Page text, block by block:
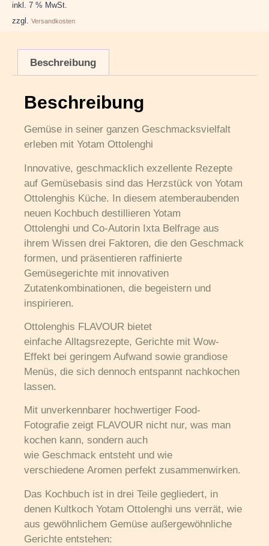
inkl. 7 % MwSt.
zzgl. Versandkosten
Beschreibung
Beschreibung
Gemüse in seiner ganzen Geschmacksvielfalt
erleben mit Yotam Ottolenghi
Innovative, geschmacklich exzellente Rezepte
auf Gemüsebasis sind das Herzstück von Yotam
Ottolenghis Küche. In diesem atemberaubenden
neuen Kochbuch destillieren Yotam
Ottolenghi und Co-Autorin Ixta Belfrage aus
ihrem Wissen drei Faktoren, die den Geschmack
formen, und präsentieren raffinierte
Gemüsegerichte mit innovativen
Zutatenkombinationen, die begeistern und
inspirieren.
Ottolenghis FLAVOUR bietet
einfache Alltagsrezepte, Gerichte mit Wow-
Effekt bei geringem Aufwand sowie grandiose
Menüs, die sich dennoch entspannt nachkochen
lassen.
Mit unverkennbarer hochwertiger Food-
Fotografie zeigt FLAVOUR nicht nur, was man
kochen kann, sondern auch
wie Geschmack entsteht und wie
verschiedene Aromen perfekt zusammenwirken.
Das Kochbuch ist in drei Teile gegliedert, in
denen Kultkoch Yotam Ottolenghi uns verrät, wie
aus gewöhnlichem Gemüse außergewöhnliche
Gerichte entstehen: